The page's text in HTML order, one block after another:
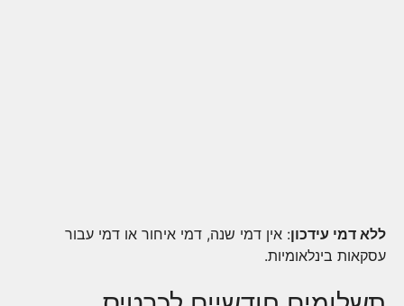
ללא דמי עידכון: אין דמי שנה, דמי איחור או דמי עבור
עסקאות בינלאומיות.